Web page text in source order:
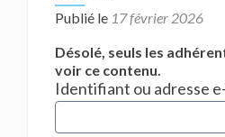
Publié le 17 février 2026
Désolé, seuls les
voir ce contenu.
Identifiant ou adresse